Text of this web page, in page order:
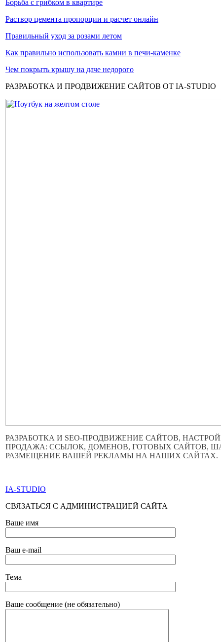
Борьба с грибком в квартире
Раствор цемента пропорции и расчет онлайн
Правильный уход за розами летом
Как правильно использовать камни в печи-каменке
Чем покрыть крышу на даче недорого
РАЗРАБОТКА И ПРОДВИЖЕНИЕ САЙТОВ ОТ IA-STUDIO
РАЗРАБОТКА И SEO-ПРОДВИЖЕНИЕ САЙТОВ,
ПРОДАЖА: ССЫЛОК, ДОМЕНОВ, ГОТОВЫХ САЙТОВ,
РАЗМЕЩЕНИЕ ВАШЕЙ РЕКЛАМЫ НА НАШИХ САЙТАХ.
IA-STUDIO
СВЯЗАТЬСЯ С АДМИНИСТРАЦИЕЙ САЙТА
Ваше имя
Ваш e-mail
Тема
Ваше сообщение (не обязательно)